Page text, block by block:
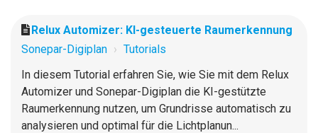
Relux Automizer: KI-gesteuerte Raumerkennung
Sonepar-Digiplan
Tutorials
In diesem Tutorial erfahren Sie, wie Sie mit dem Relux
Automizer und Sonepar-Digiplan die KI-gestützte
Raumerkennung nutzen, um Grundrisse automatisch zu
analysieren und optimal für die Lichtplanun...